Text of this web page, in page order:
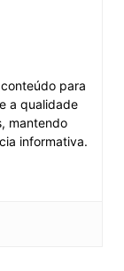
para
a qualidade
mantendo
informativa.